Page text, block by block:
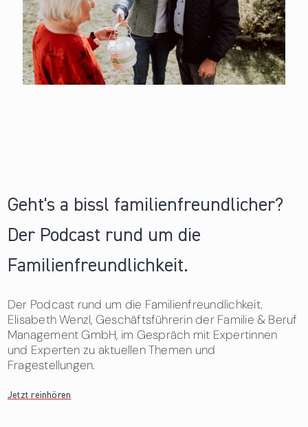
Geht's a bissl familienfreundlicher?
Der Podcast rund um die
Familienfreundlichkeit.
Der Podcast rund um die Familienfreundlichkeit.
Elisabeth Wenzl, Geschäftsführerin der Familie & Beruf
Management GmbH, im Gespräch mit Expertinnen
und Experten zu aktuellen Themen und
Fragestellungen.
Jetzt reinhören